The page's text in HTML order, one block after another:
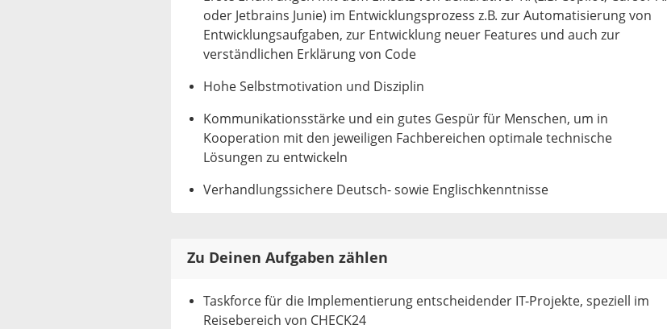
oder Jetbrains Junie) im Entwicklungsprozess z.B. zur Automatisierung von
Entwicklungsaufgaben, zur Entwicklung neuer Features und auch zur
verständlichen Erklärung von Code
Hohe Selbstmotivation und Disziplin
Kommunikationsstärke und ein gutes Gespür für Menschen, um in
Kooperation mit den jeweiligen Fachbereichen optimale technische
Lösungen zu entwickeln
Verhandlungssichere Deutsch- sowie Englischkenntnisse
Zu Deinen Aufgaben zählen
Taskforce für die Implementierung entscheidender IT-Projekte, speziell im
Reisebereich von CHECK24